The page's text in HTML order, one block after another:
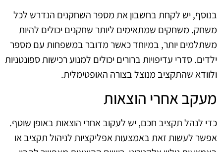
בנוסף, יש לקחת בחשבון את מספר השחקנים הנדרש לכל
משחק. משחקים שמתאימים ליותר שחקנים יכולים להיות
משתלמים יותר, במיוחד כאשר מדובר במשפחות עם מספר
ילדים. סדרי עדיפויות ברורים יכולים למנוע רכישות ספונטניות
ולוודא שהתקציב מנוצל בצורה האופטימלית.
מעקב אחרי הוצאות
כדי לנהל תקציב חכם, יש לעקוב אחרי הוצאות באופן שוטף.
אפשר לעשות זאת באמצעות אפליקציות לניהול תקציב או